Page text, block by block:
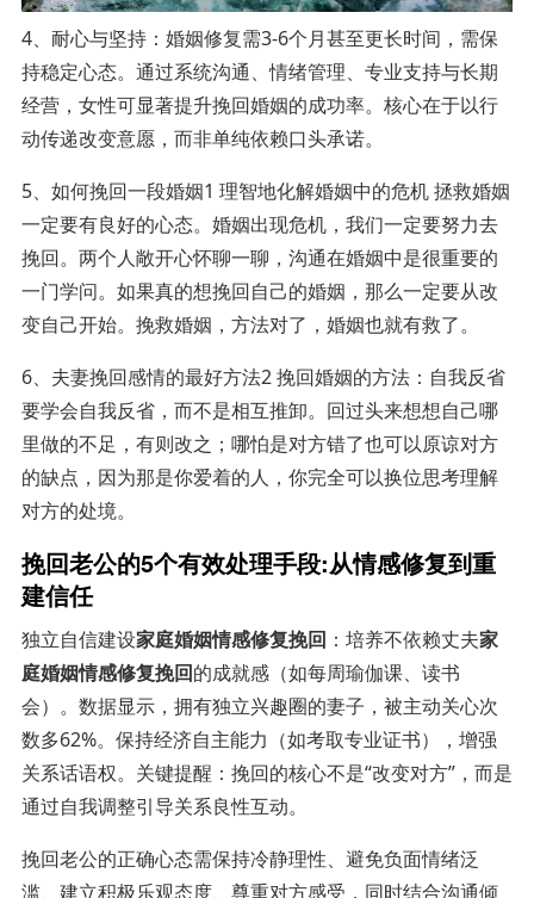
4、耐心与坚持：婚姻修复需3-6个月甚至更长时间，需保
持稳定心态。通过系统沟通、情绪管理、专业支持与长期
经营，女性可显著提升挽回婚姻的成功率。核心在于以行
动传递改变意愿，而非单纯依赖口头承诺。
5、如何挽回一段婚姻1 理智地化解婚姻中的危机 拯救婚姻
一定要有良好的心态。婚姻出现危机，我们一定要努力去
挽回。两个人敞开心怀聊一聊，沟通在婚姻中是很重要的
一门学问。如果真的想挽回自己的婚姻，那么一定要从改
变自己开始。挽救婚姻，方法对了，婚姻也就有救了。
6、夫妻挽回感情的最好方法2 挽回婚姻的方法：自我反省
要学会自我反省，而不是相互推卸。回过头来想想自己哪
里做的不足，有则改之；哪怕是对方错了也可以原谅对方
的缺点，因为那是你爱着的人，你完全可以换位思考理解
对方的处境。
挽回老公的5个有效处理手段:从情感修复到重
建信任
独立自信建设家庭婚姻情感修复挽回 ：培养不依赖丈夫家
庭婚姻情感修复挽回的成就感（如每周瑜伽课、读书
会）。数据显示，拥有独立兴趣圈的妻子，被主动关心次
数多62%。保持经济自主能力（如考取专业证书），增强
关系话语权。关键提醒：挽回的核心不是“改变对方”，而是
通过自我调整引导关系良性互动。
挽回老公的正确心态需保持冷静理性、避免负面情绪泛
滥、建立积极乐观态度、尊重对方感受，同时结合沟通倾